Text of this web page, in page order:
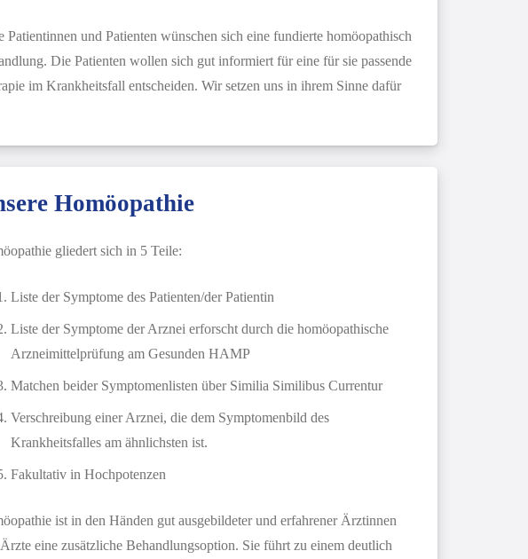
Patientinnen und Patienten wünschen sich eine fundierte homöopathisch
Die Patienten wollen sich gut informiert für eine für sie passende
im Krankheitsfall entscheiden. Wir setzen uns in ihrem Sinne dafür
Homöopathie
gliedert sich in 5 Teile:
Liste der Symptome des Patienten/der Patientin
Liste der Symptome der Arznei erforscht durch die homöopathische
Arzneimittelprüfung am Gesunden HAMP
Matchen beider Symptomenlisten über Similia Similibus Currentur
Verschreibung einer Arznei, die dem Symptomenbild des
Krankheitsfalles am ähnlichsten ist.
Fakultativ in Hochpotenzen
ist in den Händen gut ausgebildeter und erfahrener Ärztinnen
eine zusätzliche Behandlungsoption. Sie führt zu einem deutlich